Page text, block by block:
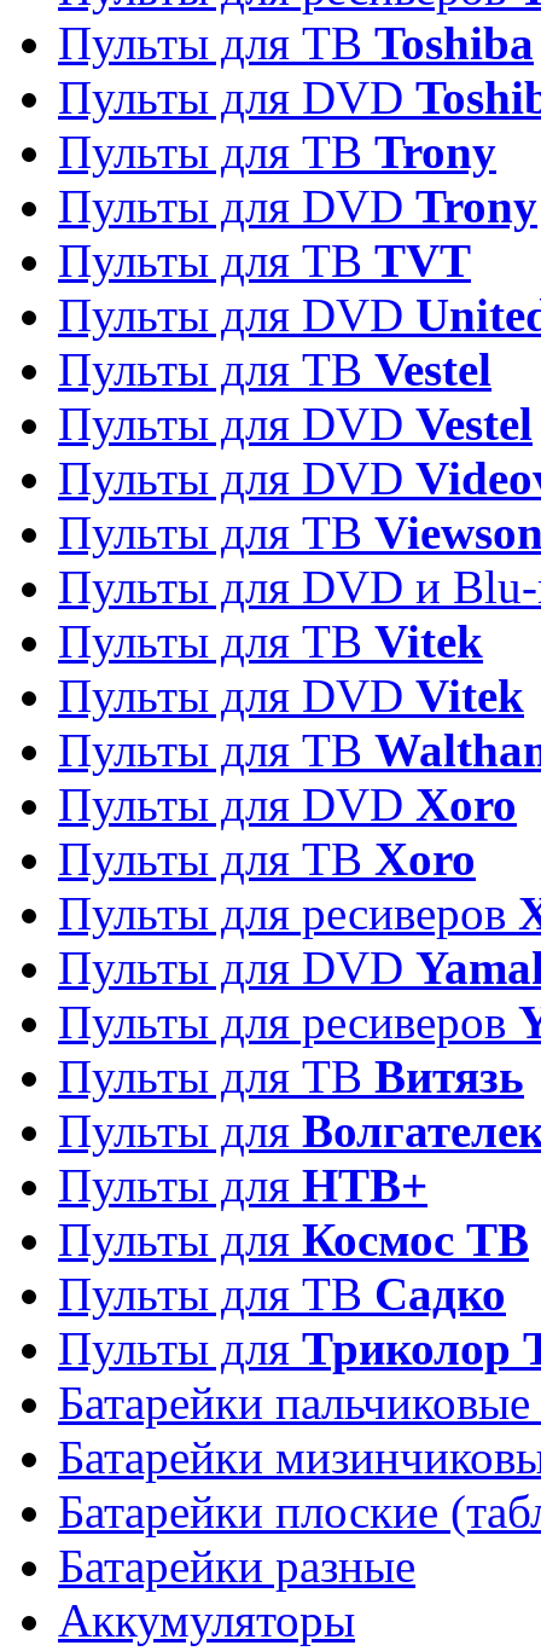
Пульты для ТВ Toshiba
Пульты для DVD
Пульты для ТВ Trony
Пульты для DVD Trony
Пульты для ТВ TVT
Пульты для DVD
Пульты для ТВ Vestel
Пульты для DVD Vestel
Пульты для DVD
Пульты для ТВ
Пульты для DVD и
Пульты для ТВ Vitek
Пульты для DVD Vitek
Пульты для ТВ
Пульты для DVD Xoro
Пульты для ТВ Xoro
Пульты для ресиверов
Пульты для DVD
Пульты для ресиверов
Пульты для ТВ Витязь
Пульты для
Пульты для НТВ+
Пульты для Космос ТВ
Пульты для ТВ Садко
Пульты для Триколор
Батарейки
Батарейки
Батарейки плоские
Батарейки разные
Аккумуляторы